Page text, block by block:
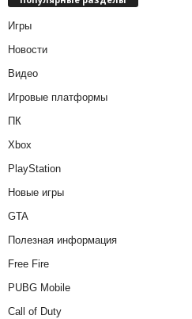
Игры
Новости
Видео
Игровые платформы
ПК
Xbox
PlayStation
Новые игры
GTA
Полезная информация
Free Fire
PUBG Mobile
Call of Duty